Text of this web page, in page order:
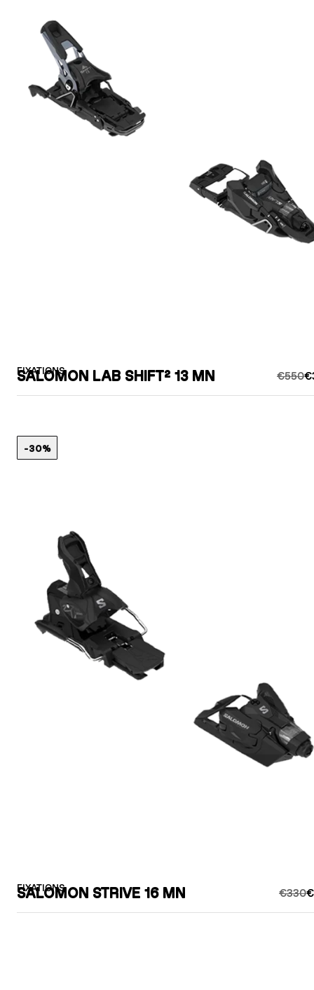
FIXATIONS
SALOMON LAB SHIFT² 13 MN €550
FIXATIONS
SALOMON STRIVE 16 MN €330
-30%